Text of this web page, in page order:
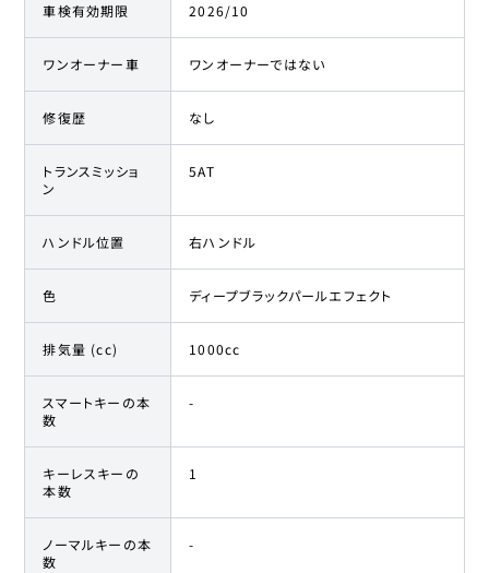
車検有効期限 2026/10
ワンオーナー車 ワンオーナーではない
修復歴 なし
トランスミッショ
ン
5AT
ハンドル位置 右ハンドル
色 ディープブラックパールエフェクト
排気量 (cc) 1000cc
スマートキーの本
数
-
キーレスキーの
本数
1
ノーマルキーの本
数
-